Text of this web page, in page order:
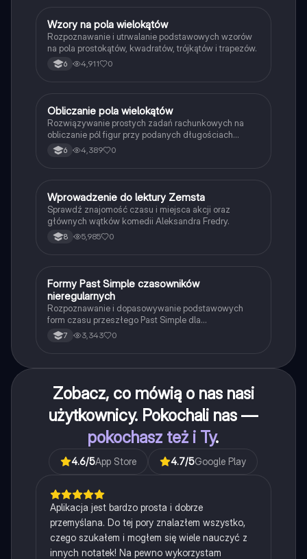
WMatematyka
Wzory na pola wielokątów
Rozpoznawanie i utrwalanie podstawowych wzorów
na pola prostokątów, kwadratów, trójkątów i trapezów.
6 4,911 0
OMatematyka
Obliczanie pola wielokątów
Rozwiązywanie prostych zadań rachunkowych na
obliczanie pól figur przy podanych długościach
boków i wysokości.
6 4,389 0
WJęzyk polski
Wprowadzenie do lektury Zemsta
Sprawdź znajomość czasu i miejsca akcji oraz
głównych wątków komedii Aleksandra Fredry.
8 5,985 0
FJęzyk angielski
Formy Past Simple czasowników
nieregularnych
Rozpoznawanie i dopasowywanie podstawowych
form czasu przeszłego Past Simple dla
najpopularniejszych czasowników nieregularnych.
7 3,343 0
Zobacz, co mówią o nas nasi
użytkownicy. Pokochali nas —
pokochasz też i Ty.
4.6/5App Store 4.7/5Google Play
Aplikacja jest bardzo prosta i dobrze
przemyślana. Do tej pory znalazłem wszystko,
czego szukałem i mogłem się wiele nauczyć z
innych notatek! Na pewno wykorzystam